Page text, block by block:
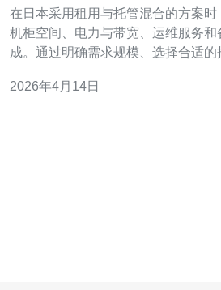
在日本采用租用与托管混合的方案时
机柜空间、电力与带宽、运维服务
成。通过明确需求规模、选择合适
性的前提下，找到接近最优方案的费用结构。
2026年4月14日